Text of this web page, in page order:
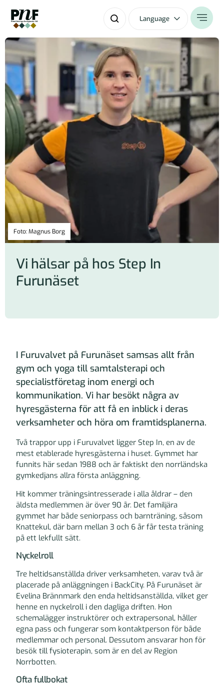
Language
Vi hälsar på hos Step In
Furunäset
Foto: Magnus Borg
I Furuvalvet på Furunäset samsas allt från
gym och yoga till samtalsterapi och
specialistföretag inom energi och
kommunikation. Vi har besökt några av
hyresgästerna för att få en inblick i deras
verksamheter och höra om framtidsplanerna.
Två trappor upp i Furuvalvet ligger Step In, en av de
mest etablerade hyresgästerna i huset. Gymmet har
funnits här sedan 1988 och är faktiskt den norrländska
gymkedjans allra första anläggning.
Hit kommer träningsintresserade i alla åldrar – den
äldsta medlemmen är över 90 år. Det familjära
gymmet har både seniorpass och barnträning, såsom
Knattekul, där barn mellan 3 och 6 år får testa träning
på ett lekfullt sätt.
Nyckelroll
Tre heltidsanställda driver verksamheten, varav två är
placerade på anläggningen i BackCity. På Furunäset är
Evelina Brännmark den enda heltidsanställda, vilket ger
henne en nyckelroll i den dagliga driften. Hon
schemalägger instruktörer och extrapersonal, håller
egna pass och fungerar som kontaktperson för både
medlemmar och personal. Dessutom ansvarar hon för
besök till fysioterapin, som är en del av Region
Norrbotten.
Ofta fullbokat